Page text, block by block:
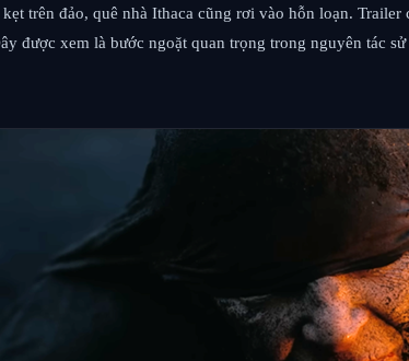
trên đảo, quê nhà Ithaca cũng rơi vào hỗn loạn.
được xem là bước ngoặt quan trọng trong nguyên tác